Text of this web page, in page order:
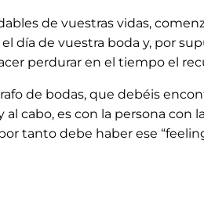
de vuestras vidas,
día de vuestra boda y, por
perdurar en el tiempo el
de bodas, que debéis
cabo, es con la persona
tanto debe haber ese